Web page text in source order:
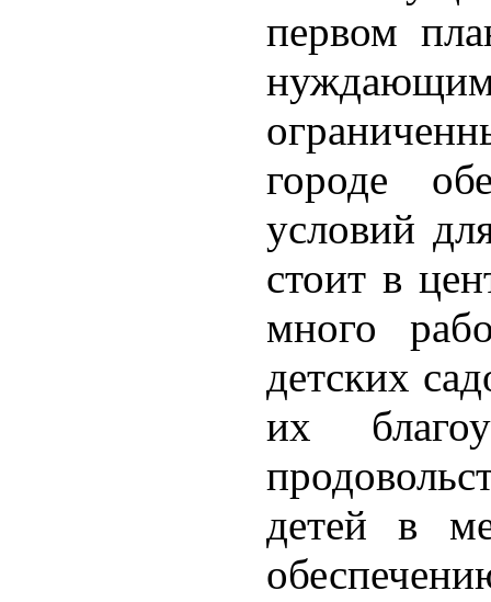
первом
городе
условий
стоит в
много
детских
их
детей в